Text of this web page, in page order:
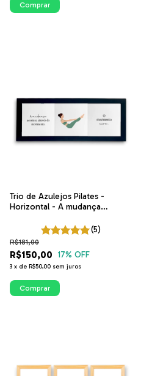
Comprar
Trio de Azulejos Pilates -
Horizontal - A mudança
movimento. O movimento cura
(5)
R$150,00
R$181,00
17% OFF
3 x de R$50,00 sem juros
Comprar